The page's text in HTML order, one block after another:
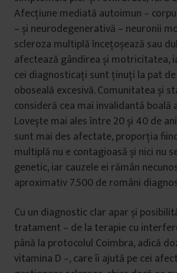
Afecțiune mediată autoimun –
– și neurodegenerativă – neuronii
scleroza multiplă încețoșează sau
afectează gândirea și motricitatea,
cei diagnosticați sunt ținuți la pat
oboseală excesivă. Comunitatea și
consideră cea mai invalidantă boală
Lovește mai ales între 20 și 40 de
sunt mai des afectate, proporția
multiplă nu e contagioasă și nici nu
genetic, iar cauzele ei rămân
aproximativ 7.500 de români
Cu un diagnostic clar apar și
tratament – de la terapie cu
până la protocolul Coimbra, adică
vitamina D –, care îi ajută pe cei